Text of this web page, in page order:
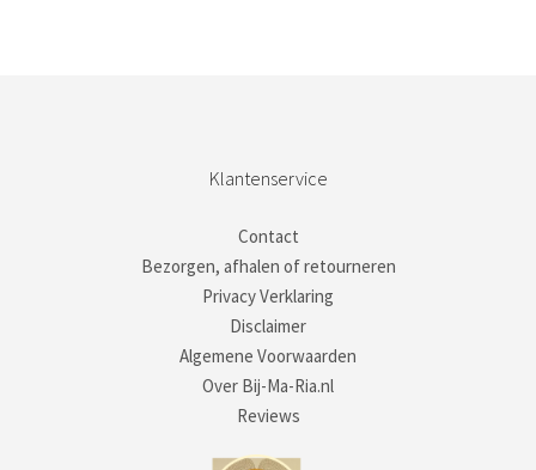
Klantenservice
Contact
Bezorgen, afhalen of retourneren
Privacy Verklaring
Disclaimer
Algemene Voorwaarden
Over Bij-Ma-Ria.nl
Reviews